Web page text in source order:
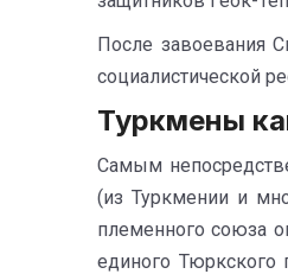
После завоевания
социалистической
Туркмены
Самым
(из Туркмении и
племенного союза
единого Тюркского